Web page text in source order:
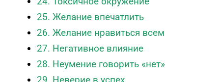
25. Желание впечатлить
26. Желание нравиться всем
27. Негативное влияние
28. Неумение говорить «нет»
29. Неверие в успех